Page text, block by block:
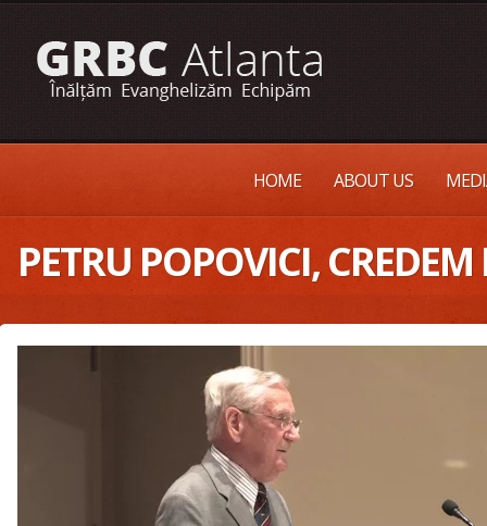
HOME ABOUT US
PETRU POPOVICI,